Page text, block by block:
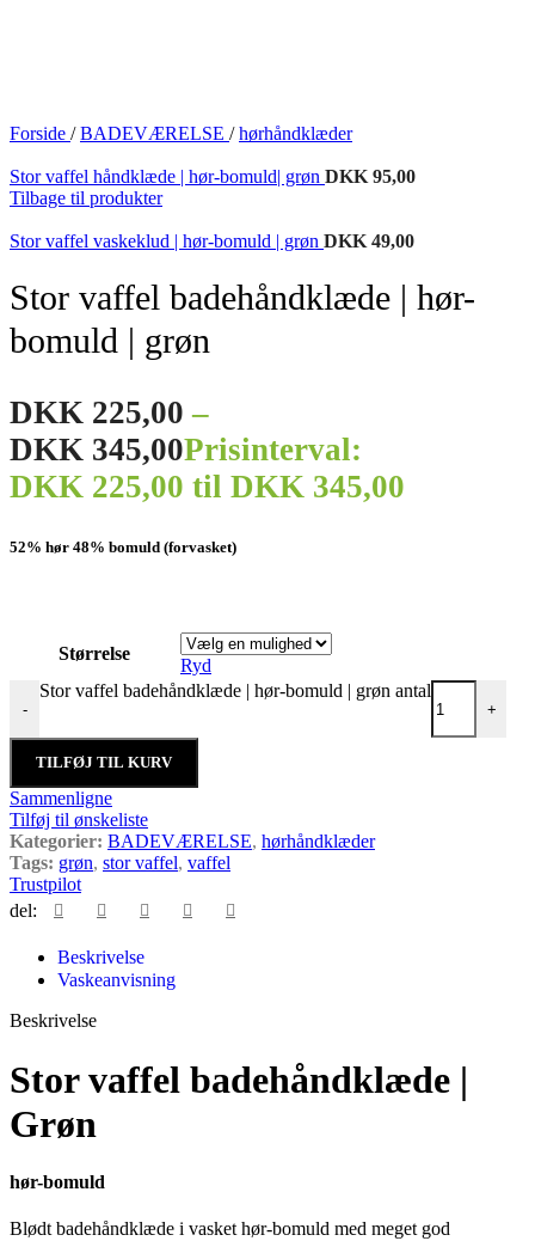
Forside / BADEVÆRELSE / hørhåndklæder
Stor vaffel håndklæde | hør-bomuld| grøn DKK 95,00
Tilbage til produkter
Stor vaffel vaskeklud | hør-bomuld | grøn DKK 49,00
Stor vaffel badehåndklæde | hør-
bomuld | grøn
DKK 225,00 –
DKK 345,00Prisinterval:
DKK 225,00 til DKK 345,00
52% hør 48% bomuld (forvasket)
Størrelse
Ryd
-
Stor vaffel badehåndklæde | hør-bomuld | grøn antal
+
TILFØJ TIL KURV
Sammenligne
Tilføj til ønskeliste
Kategorier: BADEVÆRELSE, hørhåndklæder
Tags: grøn, stor vaffel, vaffel
Trustpilot
del:
Beskrivelse
Vaskeanvisning
Beskrivelse
Stor vaffel badehåndklæde |
Grøn
hør-bomuld
Blødt badehåndklæde i vasket hør-bomuld med meget god